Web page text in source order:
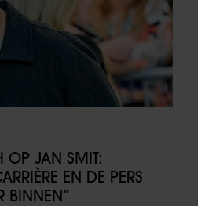
OP JAN SMIT:
EN DE PERS
BINNEN”